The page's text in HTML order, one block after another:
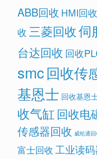
ABB回收 HMI回收
收三菱回收伺
台达回收 回收
smc回收传
基恩士 回收基恩
收气缸 回收电
传感器回收 威纶通回
富士回收工业读